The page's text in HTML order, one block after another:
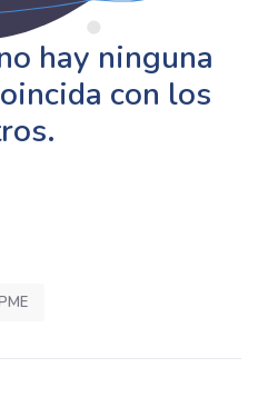
hay ninguna
con los